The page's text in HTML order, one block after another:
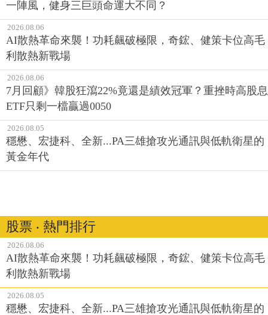
一陣風，健身三巨頭命運大不同？
2026.08.06
AI散熱革命來襲！功耗飆破極限，奇鋐、健策卡位高毛
利散熱新戰場
2026.08.06
7月回顧》韓股狂瀉22%竟還是績效冠軍？重挫時高股息
ETF只剩一檔贏過0050
2026.08.05
穩懋、宏捷科、全新...PA三雄搶攻光通訊與低軌衛星的
黃金年代
股票 ‧ 熱門排行
2026.08.06
AI散熱革命來襲！功耗飆破極限，奇鋐、健策卡位高毛
利散熱新戰場
2026.08.05
穩懋、宏捷科、全新...PA三雄搶攻光通訊與低軌衛星的